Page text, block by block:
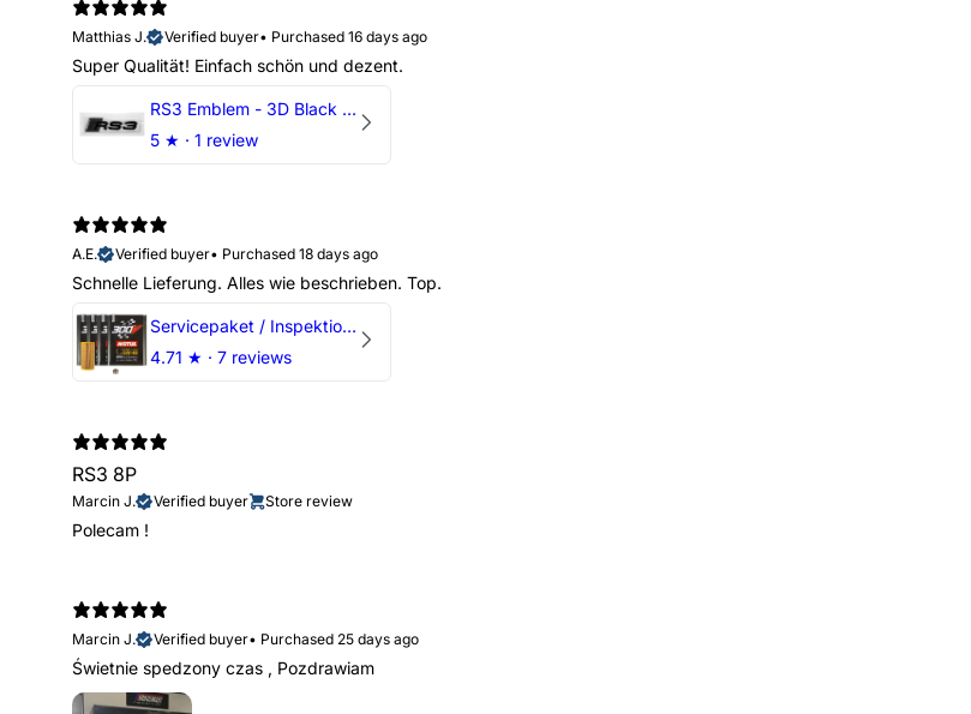
Matthias J.
Verified buyer• Purchased 16 days ago
Super Qualität! Einfach schön und dezent.
RS3 Emblem - 3D Black Edition - Schwarz/Schwarz Logo Modellschriftzug
5 ★ · 1 review
A.E.
Verified buyer• Purchased 18 days ago
Schnelle Lieferung. Alles wie beschrieben. Top.
Servicepaket / Inspektionspaket 1 mit Motul 300V 5W40 - 5W50 für alle 2.5 TFSI Modelle
4.71 ★ · 7 reviews
RS3 8P
Marcin J. Verified buyer Store review
Polecam !
Marcin J.
Verified buyer• Purchased 25 days ago
Świetnie spedzony czas , Pozdrawiam